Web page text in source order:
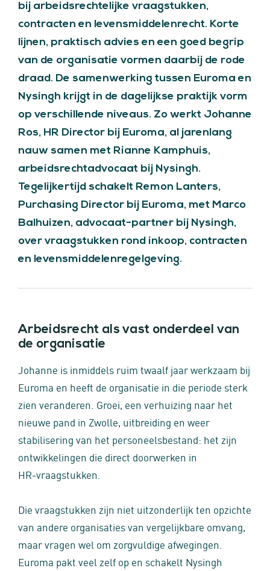
bij arbeidsrechtelijke vraagstukken,
contracten en levensmiddelenrecht. Korte
lijnen, praktisch advies en een goed begrip
van de organisatie vormen daarbij de rode
draad. De samenwerking tussen Euroma en
Nysingh krijgt in de dagelijkse praktijk vorm
op verschillende niveaus. Zo werkt Johanne
Ros, HR Director bij Euroma, al jarenlang
nauw samen met Rianne Kamphuis,
arbeidsrechtadvocaat bij Nysingh.
Tegelijkertijd schakelt Remon Lanters,
Purchasing Director bij Euroma, met Marco
Balhuizen, advocaat-partner bij Nysingh,
over vraagstukken rond inkoop, contracten
en levensmiddelenregelgeving.
Arbeidsrecht als vast onderdeel van
de organisatie
Johanne is inmiddels ruim twaalf jaar werkzaam bij
Euroma en heeft de organisatie in die periode sterk
zien veranderen. Groei, een verhuizing naar het
nieuwe pand in Zwolle, uitbreiding en weer
stabilisering van het personeelsbestand: het zijn
ontwikkelingen die direct doorwerken in
HR‑vraagstukken.
Die vraagstukken zijn niet uitzonderlijk ten opzichte
van andere organisaties van vergelijkbare omvang,
maar vragen wel om zorgvuldige afwegingen.
Euroma pakt veel zelf op en schakelt Nysingh